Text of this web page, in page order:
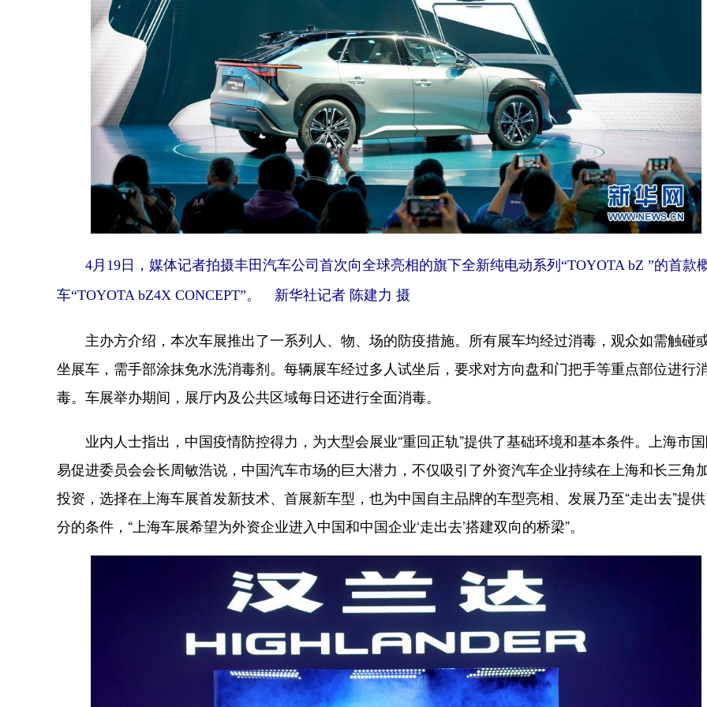
4月19日，媒体记者拍摄丰田汽车公司首次向全球亮相的旗下全新纯电动系列“TOYOTA bZ ”的首款
车“TOYOTA bZ4X CONCEPT”。 新华社记者 陈建力 摄
主办方介绍，本次车展推出了一系列人、物、场的防疫措施。所有展车均经过消毒，观众如需触碰
坐展车，需手部涂抹免水洗消毒剂。每辆展车经过多人试坐后，要求对方向盘和门把手等重点部位进行
毒。车展举办期间，展厅内及公共区域每日还进行全面消毒。
业内人士指出，中国疫情防控得力，为大型会展业“重回正轨”提供了基础环境和基本条件。上海市
易促进委员会会长周敏浩说，中国汽车市场的巨大潜力，不仅吸引了外资汽车企业持续在上海和长三角
投资，选择在上海车展首发新技术、首展新车型，也为中国自主品牌的车型亮相、发展乃至“走出去”提
分的条件，“上海车展希望为外资企业进入中国和中国企业‘走出去’搭建双向的桥梁”。